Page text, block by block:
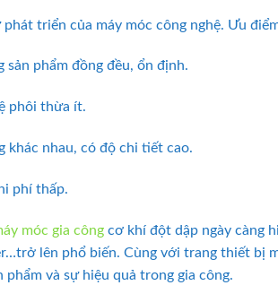
triển của máy móc công nghệ. Ưu
phẩm đồng đều, ổn định.
phôi thừa ít.
khác nhau, có độ chi tiết cao.
phí thấp.
móc gia công cơ khí đột dập ngày càng
lên phổ biến. Cùng với trang thiết bị
và sự hiệu quả trong gia công.